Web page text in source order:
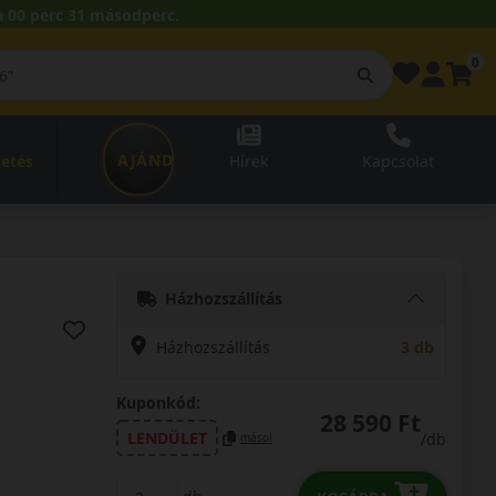
00 perc 30 másodperc.
AJÁNDÉKUTALVÁNY
Házhozszállítás
Házhozszállítás 3 db
Kuponkód:
LENDÜLET
másol 28 590 Ft
/db